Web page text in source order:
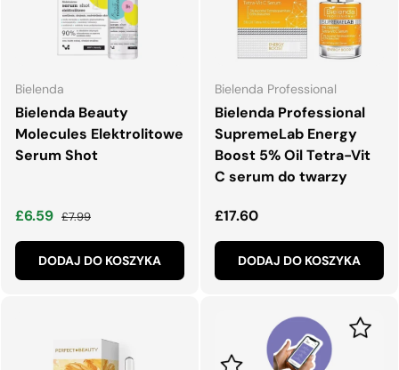
Bielenda
Bielenda Beauty
Molecules Elektrolitowe
Serum Shot
Cena wyprzedaży
£6.59 Normalna cena
£7.99
DODAJ DO KOSZYKA
Bielenda Professional
Bielenda Professional
SupremeLab Energy
Boost 5% Oil Tetra-Vit
C serum do twarzy
Normalna cena
£17.60
DODAJ DO KOSZYKA